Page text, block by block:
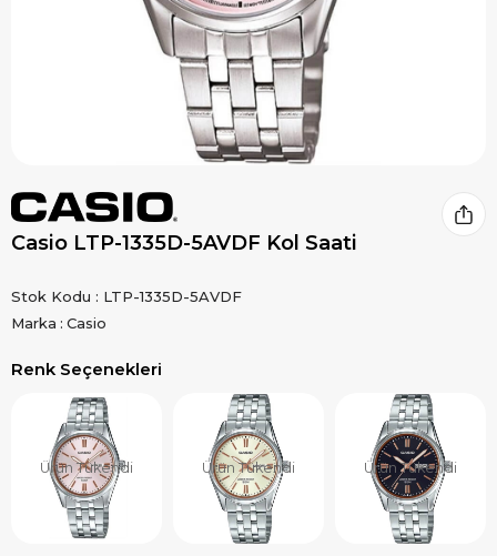
Casio LTP-1335D-5AVDF Kol Saati
Stok Kodu
LTP-1335D-5AVDF
Marka : Casio
Renk Seçenekleri
Ürün Tükendi Ürün Tükendi Ürün Tükendi